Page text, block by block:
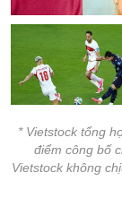
* Vietstock tổng
điểm công bố
Vietstock không
Truyền
thông
chính